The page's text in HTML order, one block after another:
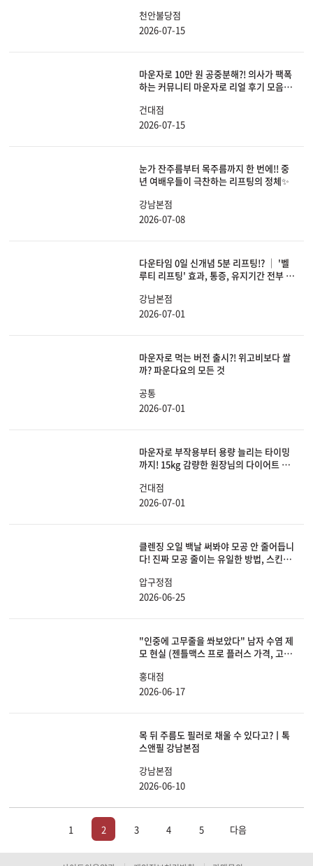
천안불당점
2026-07-15
마운자로 10만 원 공중분해?! 의사가 팩폭
하는 커뮤니티 마운자로 리얼 후기 모음
건대점
2026-07-15
눈가 잔주름부터 목주름까지 한 번에!! 중
년 여배우들이 극찬하는 리프팅의 정체✨
강남본점
2026-07-08
다운타임 0일 신개념 5분 리프팅!? │ '벨
루티 리프팅' 효과, 통증, 유지기간 전부 공
강남본점
2026-07-01
마운자로 먹는 버전 출시?! 위고비보다 쌀
까? 파운다요의 모든 것
공통
2026-07-01
마운자로 부작용부터 용량 늘리는 타이밍
까지! 15kg 감량한 원장님의 다이어트 A
건대점
2026-07-01
클렌징 오일 백날 써봐야 모공 안 줄어듭니
다! 진짜 모공 줄이는 유일한 방법, 스킨보
압구정점
2026-06-25
"인중에 고무줄을 쏴보았다" 남자 수염 제
모 현실 (젠틀맥스 프로 플러스 가격, 고통,
홍대점
2026-06-17
목 뒤 주름도 필러로 채울 수 있다고?ㅣ톡
스앤필 강남본점
강남본점
2026-06-10
1 2 3 4 5 다음